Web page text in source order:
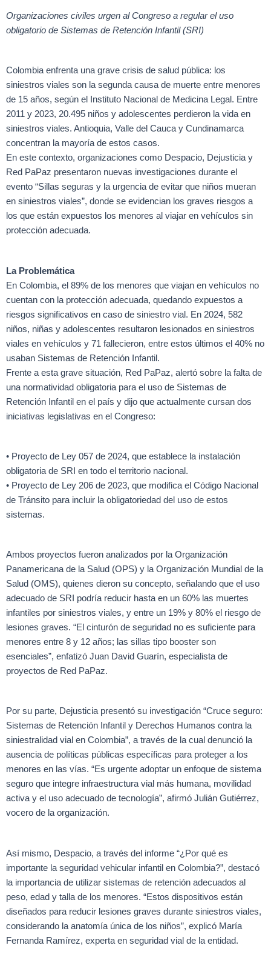
Organizaciones civiles urgen al Congreso a regular el uso
obligatorio de Sistemas de Retención Infantil (SRI)
Colombia enfrenta una grave crisis de salud pública: los
siniestros viales son la segunda causa de muerte entre menores
de 15 años, según el Instituto Nacional de Medicina Legal. Entre
2011 y 2023, 20.495 niños y adolescentes perdieron la vida en
siniestros viales. Antioquia, Valle del Cauca y Cundinamarca
concentran la mayoría de estos casos.
En este contexto, organizaciones como Despacio, Dejusticia y
Red PaPaz presentaron nuevas investigaciones durante el
evento “Sillas seguras y la urgencia de evitar que niños mueran
en siniestros viales”, donde se evidencian los graves riesgos a
los que están expuestos los menores al viajar en vehículos sin
protección adecuada.
La Problemática
En Colombia, el 89% de los menores que viajan en vehículos no
cuentan con la protección adecuada, quedando expuestos a
riesgos significativos en caso de siniestro vial. En 2024, 582
niños, niñas y adolescentes resultaron lesionados en siniestros
viales en vehículos y 71 fallecieron, entre estos últimos el 40% no
usaban Sistemas de Retención Infantil.
Frente a esta grave situación, Red PaPaz, alertó sobre la falta de
una normatividad obligatoria para el uso de Sistemas de
Retención Infantil en el país y dijo que actualmente cursan dos
iniciativas legislativas en el Congreso:
• Proyecto de Ley 057 de 2024, que establece la instalación
obligatoria de SRI en todo el territorio nacional.
• Proyecto de Ley 206 de 2023, que modifica el Código Nacional
de Tránsito para incluir la obligatoriedad del uso de estos
sistemas.
Ambos proyectos fueron analizados por la Organización
Panamericana de la Salud (OPS) y la Organización Mundial de la
Salud (OMS), quienes dieron su concepto, señalando que el uso
adecuado de SRI podría reducir hasta en un 60% las muertes
infantiles por siniestros viales, y entre un 19% y 80% el riesgo de
lesiones graves. “El cinturón de seguridad no es suficiente para
menores entre 8 y 12 años; las sillas tipo booster son
esenciales”, enfatizó Juan David Guarín, especialista de
proyectos de Red PaPaz.
Por su parte, Dejusticia presentó su investigación “Cruce seguro:
Sistemas de Retención Infantil y Derechos Humanos contra la
siniestralidad vial en Colombia”, a través de la cual denunció la
ausencia de políticas públicas específicas para proteger a los
menores en las vías. “Es urgente adoptar un enfoque de sistema
seguro que integre infraestructura vial más humana, movilidad
activa y el uso adecuado de tecnología”, afirmó Julián Gutiérrez,
vocero de la organización.
Así mismo, Despacio, a través del informe “¿Por qué es
importante la seguridad vehicular infantil en Colombia?”, destacó
la importancia de utilizar sistemas de retención adecuados al
peso, edad y talla de los menores. “Estos dispositivos están
diseñados para reducir lesiones graves durante siniestros viales,
considerando la anatomía única de los niños”, explicó María
Fernanda Ramírez, experta en seguridad vial de la entidad.